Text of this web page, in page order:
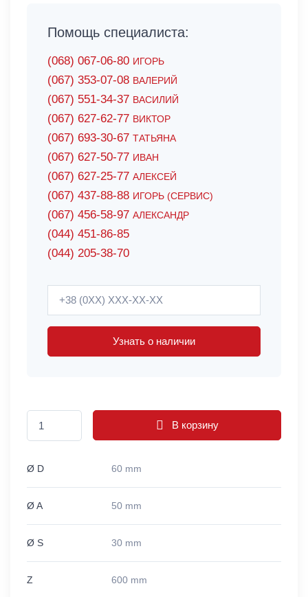
Помощь специалиста:
(068) 067-06-80 ИГОРЬ
(067) 353-07-08 ВАЛЕРИЙ
(067) 551-34-37 ВАСИЛИЙ
(067) 627-62-77 ВИКТОР
(067) 693-30-67 ТАТЬЯНА
(067) 627-50-77 ИВАН
(067) 627-25-77 АЛЕКСЕЙ
(067) 437-88-88 ИГОРЬ (СЕРВИС)
(067) 456-58-97 АЛЕКСАНДР
(044) 451-86-85
(044) 205-38-70
Узнать о наличии
В корзину
Ø D 60 mm
Ø A 50 mm
Ø S 30 mm
Z 600 mm